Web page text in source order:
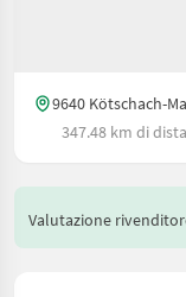
9640 Kötschach-
347.48 km di
Valutazione